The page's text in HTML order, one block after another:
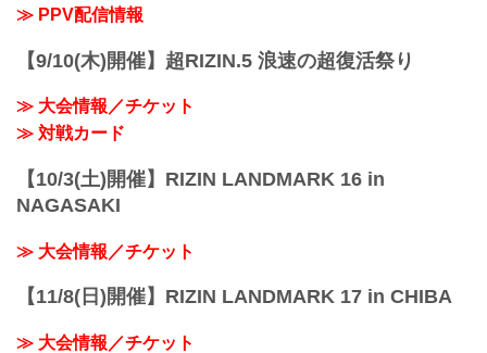
≫ PPV配信情報
【9/10(木)開催】超RIZIN.5 浪速の超復活祭り
≫ 大会情報／チケット
≫ 対戦カード
【10/3(土)開催】RIZIN LANDMARK 16 in
NAGASAKI
≫ 大会情報／チケット
【11/8(日)開催】RIZIN LANDMARK 17 in CHIBA
≫ 大会情報／チケット